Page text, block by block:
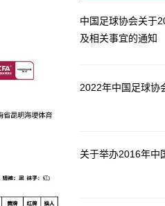
中国足球协会关于
及相关事宜的通知
2022年中国足球协
关于举办2016年中